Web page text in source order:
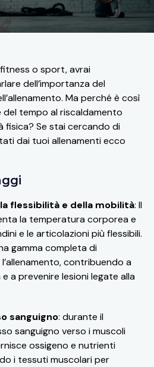
o sport, avrai
dell’importanza del
Ma perché è così
tempo al riscaldamento
fisica? Se stai cercando di
dai tuoi allenamenti ecco
flessibilità e della mobilità: Il
la temperatura corporea e
e le articolazioni più flessibili.
gamma completa di
contribuendo a
a prevenire lesioni legate alla
sanguigno: durante il
sanguigno verso i muscoli
ossigeno e nutrienti
i tessuti muscolari per